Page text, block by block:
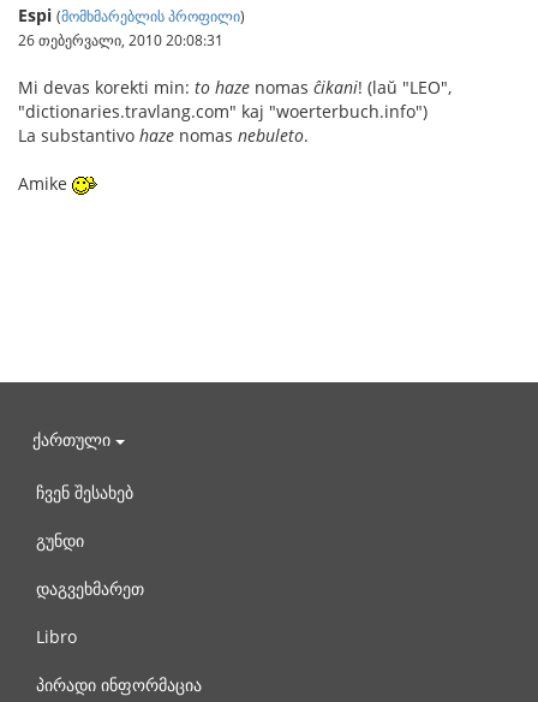
Espi (მომხმარებლის პროფილი)
26 თებერვალი, 2010 20:08:31
Mi devas korekti min: to haze nomas ĉikani! (laŭ "LEO",
"dictionaries.travlang.com" kaj "woerterbuch.info")
La substantivo haze nomas nebuleto.
Amike
ქართული
ჩვენ შესახებ
გუნდი
დაგვეხმარეთ
Libro
პირადი ინფორმაცია